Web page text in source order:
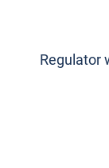
Regulator